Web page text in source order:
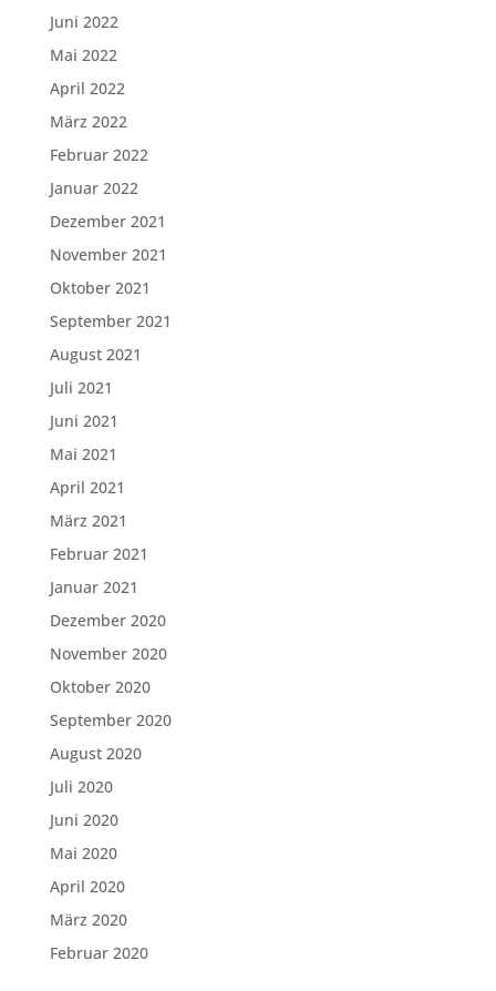
Juni 2022
Mai 2022
April 2022
März 2022
Februar 2022
Januar 2022
Dezember 2021
November 2021
Oktober 2021
September 2021
August 2021
Juli 2021
Juni 2021
Mai 2021
April 2021
März 2021
Februar 2021
Januar 2021
Dezember 2020
November 2020
Oktober 2020
September 2020
August 2020
Juli 2020
Juni 2020
Mai 2020
April 2020
März 2020
Februar 2020